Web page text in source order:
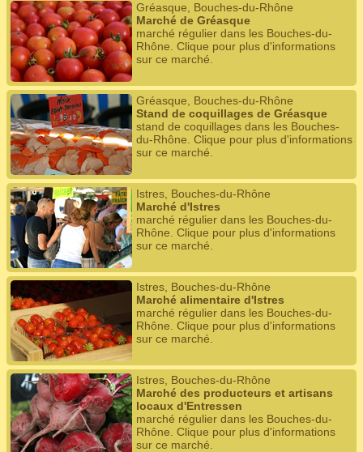
Gréasque, Bouches-du-Rhône
Marché de Gréasque
marché régulier dans les Bouches-du-
Rhône. Clique pour plus d'informations
sur ce marché.
Gréasque, Bouches-du-Rhône
Stand de coquillages de Gréasque
stand de coquillages dans les Bouches-
du-Rhône. Clique pour plus d'informations
sur ce marché.
Istres, Bouches-du-Rhône
Marché d'Istres
marché régulier dans les Bouches-du-
Rhône. Clique pour plus d'informations
sur ce marché.
Istres, Bouches-du-Rhône
Marché alimentaire d'Istres
marché régulier dans les Bouches-du-
Rhône. Clique pour plus d'informations
sur ce marché.
Istres, Bouches-du-Rhône
Marché des producteurs et artisans
locaux d'Entressen
marché régulier dans les Bouches-du-
Rhône. Clique pour plus d'informations
sur ce marché.